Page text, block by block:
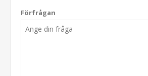
Förfrågan